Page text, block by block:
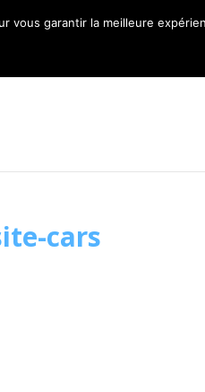
CORBET.NET
cars
vous garantir la meilleure